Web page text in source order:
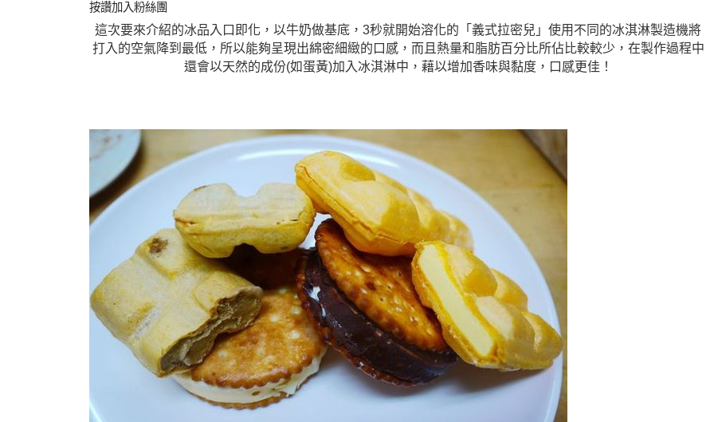
按讚加入粉絲團
這次要來介紹的冰品入口即化，以牛奶做基底，3秒就開始溶化的「義式拉密兒」使用不同的冰淇淋製造機將
打入的空氣降到最低，所以能夠呈現出綿密細緻的口感，而且熱量和脂肪百分比所佔比較較少，在製作過程中
還會以天然的成份(如蛋黃)加入冰淇淋中，藉以增加香味與黏度，口感更佳！